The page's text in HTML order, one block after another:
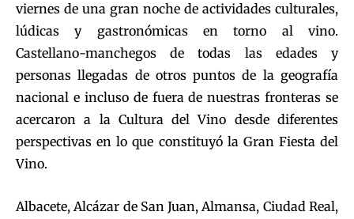
viernes de una gran noche de actividades culturales,
lúdicas y gastronómicas en torno al vino.
Castellano-manchegos de todas las edades y
personas llegadas de otros puntos de la geografía
nacional e incluso de fuera de nuestras fronteras se
acercaron a la Cultura del Vino desde diferentes
perspectivas en lo que constituyó la Gran Fiesta del
Vino.
Albacete, Alcázar de San Juan, Almansa, Ciudad Real,